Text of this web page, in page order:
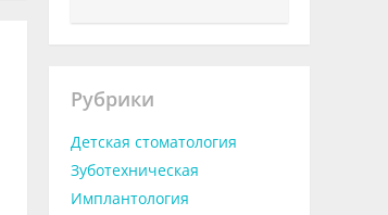
Рубрики
Детская стоматология
Зуботехническая
Имплантология